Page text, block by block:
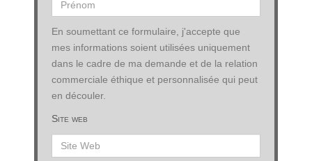
En soumettant ce formulaire, j'accepte que
mes informations soient utilisées uniquement
dans le cadre de ma demande et de la relation
commerciale éthique et personnalisée qui peut
en découler.
Site web